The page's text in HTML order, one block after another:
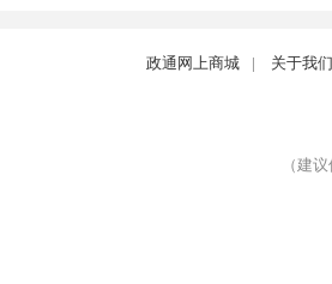
政通网上商城 | 关于我们
（建